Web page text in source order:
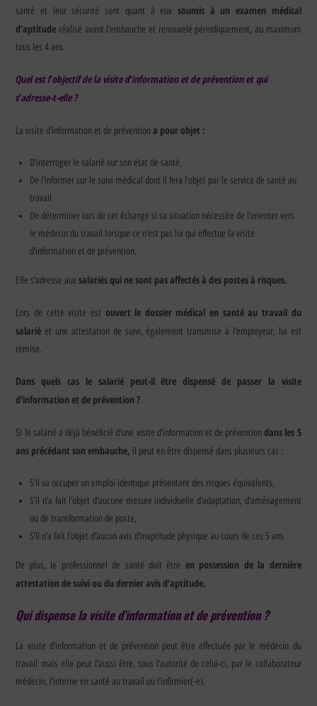
santé et leur sécurité sont quant à eux soumis à un examen médical
d’aptitude réalisé avant l’embauche et renouvelé périodiquement, au maximum
tous les 4 ans.
Quel est l’objectif de la visite d’information et de prévention et qui
s’adresse-t-elle ?
La visite d’information et de préventiona pour objet :
D’interroger le salarié sur son état de santé,
De l’informer sur le suivi médical dont il fera l’objet par le service de santé au
travail
De déterminer lors de cet échange si sa situation nécessite de l’orienter vers
le médecin du travail lorsque ce n’est pas lui qui effectue la visite
d’information et de prévention.
Elle s’adresse auxsalariés qui ne sont pas affectés à des postes à risques.
Lors de cette visite est ouvert le dossier médical en santé au travail du
salarié et une attestation de suivi, également transmise à l’employeur, lui est
remise.
Dans quels cas le salarié peut-il être dispensé de passer la visite
d’information et de prévention ?
Si le salarié a déjà bénéficié d’une visite d’information et de préventiondans les 5
ans précédant son embauche, il peut en être dispensé dans plusieurs cas:
S’il va occuper un emploi identique présentant des risques équivalents,
S’il n’a fait l’objet d’aucune mesure individuelle d’adaptation, d’aménagement
ou de transformation de poste,
S’il n’a fait l’objet d’aucun avis d’inaptitude physique au cours de ces 5 ans.
De plus, le professionnel de santé doit être en possession de la dernière
attestation de suivi ou du dernier avis d’aptitude.
Qui dispense la visite d’information et de prévention ?
La visite d’information et de prévention peut être effectuée par le médecin du
travail mais elle peut l’aussi être, sous l’autorité de celui-ci, par le collaborateur
médecin, l’interne en santé au travail ou l’infirmier(-e).